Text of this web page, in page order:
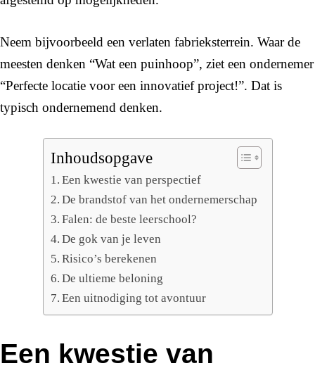
Neem bijvoorbeeld een verlaten fabrieksterrein. Waar de
meesten denken “Wat een puinhoop”, ziet een ondernemer
“Perfecte locatie voor een innovatief project!”. Dat is
typisch ondernemend denken.
Inhoudsopgave
Een kwestie van perspectief
De brandstof van het ondernemerschap
Falen: de beste leerschool?
De gok van je leven
Risico’s berekenen
De ultieme beloning
Een uitnodiging tot avontuur
Een kwestie van